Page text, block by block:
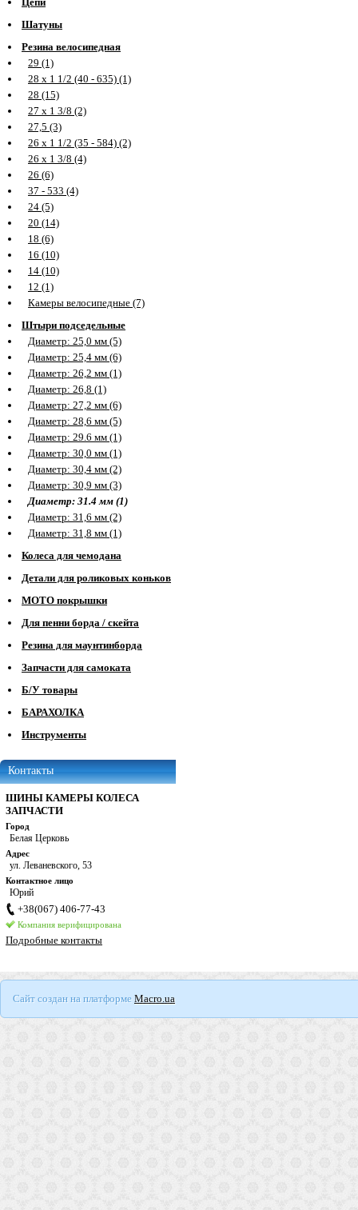
Шатуны
Резина велосипедная
29 (1)
28 х 1 1/2 (40 - 635) (1)
28 (15)
27 х 1 3/8 (2)
27,5 (3)
26 х 1 1/2 (35 - 584) (2)
26 х 1 3/8 (4)
26 (6)
37 - 533 (4)
24 (5)
20 (14)
18 (6)
16 (10)
14 (10)
12 (1)
Камеры велосипедные (7)
Штыри подседельные
Диаметр: 25,0 мм (5)
Диаметр: 25,4 мм (6)
Диаметр: 26,2 мм (1)
Диаметр: 26,8 (1)
Диаметр: 27,2 мм (6)
Диаметр: 28,6 мм (5)
Диаметр: 29.6 мм (1)
Диаметр: 30,0 мм (1)
Диаметр: 30,4 мм (2)
Диаметр: 30,9 мм (3)
Диаметр: 31.4 мм (1)
Диаметр: 31,6 мм (2)
Диаметр: 31,8 мм (1)
Колеса для чемодана
Детали для роликовых коньков
МОТО покрышки
Для пенни борда / скейта
Резина для маунтинборда
Запчасти для самоката
Б/У товары
БАРАХОЛКА
Инструменты
Контакты
ШИНЫ КАМЕРЫ КОЛЕСА
ЗАПЧАСТИ
Город
Белая Церковь
Адрес
ул. Леваневского, 53
Контактное лицо
Юрий
+38(067) 406-77-43
Компания верифицирована
Подробные контакты
Сайт создан на платформе Macro.ua